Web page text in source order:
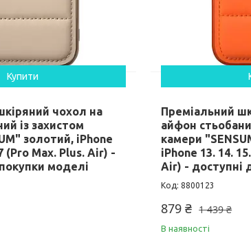
Купити
чохол на
із захистом
золотий, iPhone
(Pro Max. Plus. Air) -
моделі
Преміальний
айфон
камери
iPhone 13. 14.
Air) - доступні
8800123
1 439 ₴
879 ₴
В наявності